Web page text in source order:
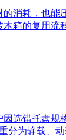
消耗，也能
箱的复用流
选错托盘规
分为静载、